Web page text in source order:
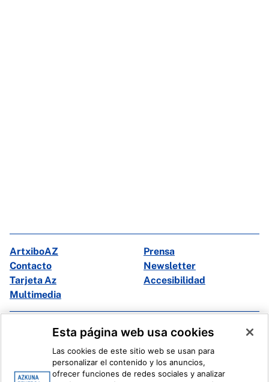
ArtxiboAZ
Prensa
Contacto
Newsletter
Tarjeta Az
Accesibilidad
Multimedia
Facebook
X
Ivoox
Esta página web usa cookies
Las cookies de este sitio web se usan para
personalizar el contenido y los anuncios,
ofrecer funciones de redes sociales y analizar